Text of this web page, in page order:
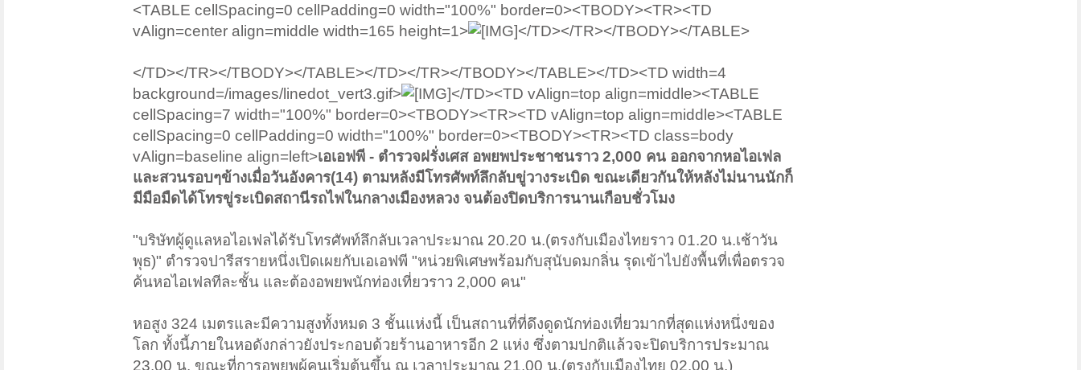
<TABLE cellSpacing=0 cellPadding=0 width="100%" border=0><TBODY><TR><TD
vAlign=center align=middle width=165 height=1>
</TD></TR></TBODY></TABLE>
</TD></TR></TBODY></TABLE></TD></TR></TBODY></TABLE></TD><TD width=4
background=/images/linedot_vert3.gif>
</TD><TD vAlign=top align=middle><TABLE
cellSpacing=7 width="100%" border=0><TBODY><TR><TD vAlign=top align=middle><TABLE
cellSpacing=0 cellPadding=0 width="100%" border=0><TBODY><TR><TD class=body
vAlign=baseline align=left>เอเอฟพี - ตำรวจฝรั่งเศส อพยพประชาชนราว 2,000 คน ออกจากหอไอเฟล
และสวนรอบๆข้างเมื่อวันอังคาร(14) ตามหลังมีโทรศัพท์ลึกลับขู่วางระเบิด ขณะเดียวกันให้หลังไม่นานนักก็
มีมือมืดได้โทรขู่ระเบิดสถานีรถไฟในกลางเมืองหลวง จนต้องปิดบริการนานเกือบชั่วโมง
"บริษัทผู้ดูแลหอไอเฟลได้รับโทรศัพท์ลึกลับเวลาประมาณ 20.20 น.(ตรงกับเมืองไทยราว 01.20 น.เช้าวัน
พุธ)" ตำรวจปารีสรายหนึ่งเปิดเผยกับเอเอฟพี "หน่วยพิเศษพร้อมกับสุนับดมกลิ่น รุดเข้าไปยังพื้นที่เพื่อตรวจ
ค้นหอไอเฟลทีละชั้น และต้องอพยพนักท่องเที่ยวราว 2,000 คน"
หอสูง 324 เมตรและมีความสูงทั้งหมด 3 ชั้นแห่งนี้ เป็นสถานที่ที่ดึงดูดนักท่องเที่ยวมากที่สุดแห่งหนึ่งของ
โลก ทั้งนี้ภายในหอดังกล่าวยังประกอบด้วยร้านอาหารอีก 2 แห่ง ซึ่งตามปกติแล้วจะปิดบริการประมาณ
23.00 น. ขณะที่การอพยพผู้คนเริ่มต้นขึ้น ณ เวลาประมาณ 21.00 น.(ตรงกับเมืองไทย 02.00 น.)